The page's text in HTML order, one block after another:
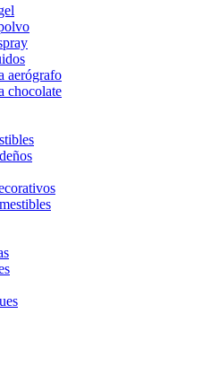
aerógrafo
chocolate